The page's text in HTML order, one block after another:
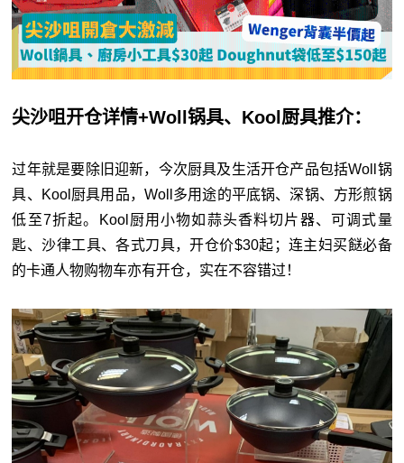
尖沙咀开仓详情+Woll锅具、Kool厨具推介：
过年就是要除旧迎新，今次厨具及生活开仓产品包括Woll锅
具、Kool厨具用品，Woll多用途的平底锅、深锅、方形煎锅
低至7折起。Kool厨用小物如蒜头香料切片器、可调式量
匙、沙律工具、各式刀具，开仓价$30起；连主妇买餸必备
的卡通人物购物车亦有开仓，实在不容错过！